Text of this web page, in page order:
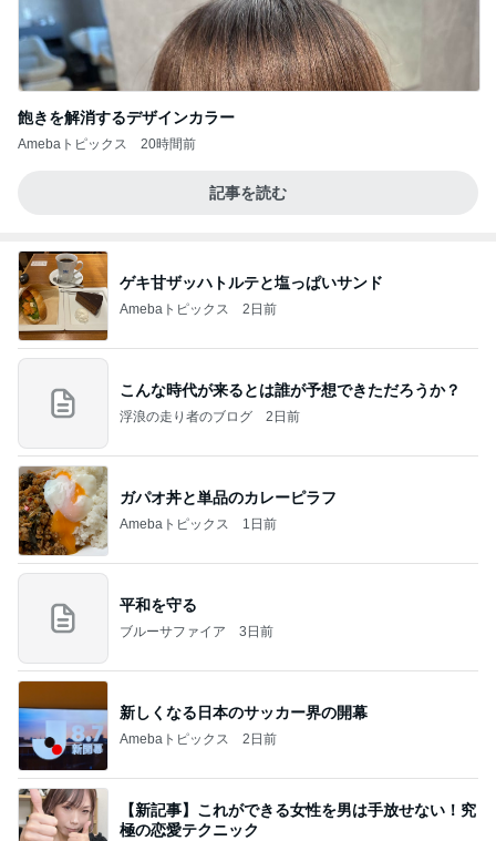
飽きを解消するデザインカラー
Amebaトピックス 20時間前
記事を読む
ゲキ甘ザッハトルテと塩っぱいサンド
Amebaトピックス 2日前
こんな時代が来るとは誰が予想できただろうか？
浮浪の走り者のブログ 2日前
ガパオ丼と単品のカレーピラフ
Amebaトピックス 1日前
平和を守る
ブルーサファイア 3日前
新しくなる日本のサッカー界の開幕
Amebaトピックス 2日前
【新記事】これができる女性を男は手放せない！究
極の恋愛テクニック